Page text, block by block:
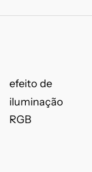
efeito de
iluminação
RGB